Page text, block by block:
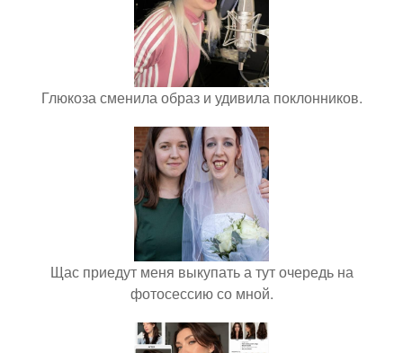
Глюкоза сменила образ и удивила поклонников.
Щас приедут меня выкупать а тут очередь на
фотосессию со мной.